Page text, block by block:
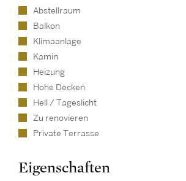
Abstellraum
Balkon
Klimaanlage
Kamin
Heizung
Hohe Decken
Hell / Tageslicht
Zu renovieren
Private Terrasse
Eigenschaften